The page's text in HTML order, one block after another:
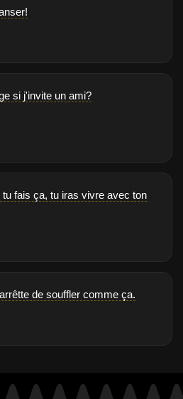
si j'invite un ami?
tu fais ça, tu iras vivre avec ton
de souffler comme ça.